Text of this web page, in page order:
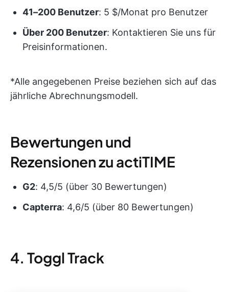
41–200 Benutzer: 5 $/Monat pro Benutzer
Über 200 Benutzer: Kontaktieren Sie uns für
Preisinformationen.
*Alle angegebenen Preise beziehen sich auf das
jährliche Abrechnungsmodell.
Bewertungen und
Rezensionen zu actiTIME
G2: 4,5/5 (über 30 Bewertungen)
Capterra: 4,6/5 (über 80 Bewertungen)
4. Toggl Track